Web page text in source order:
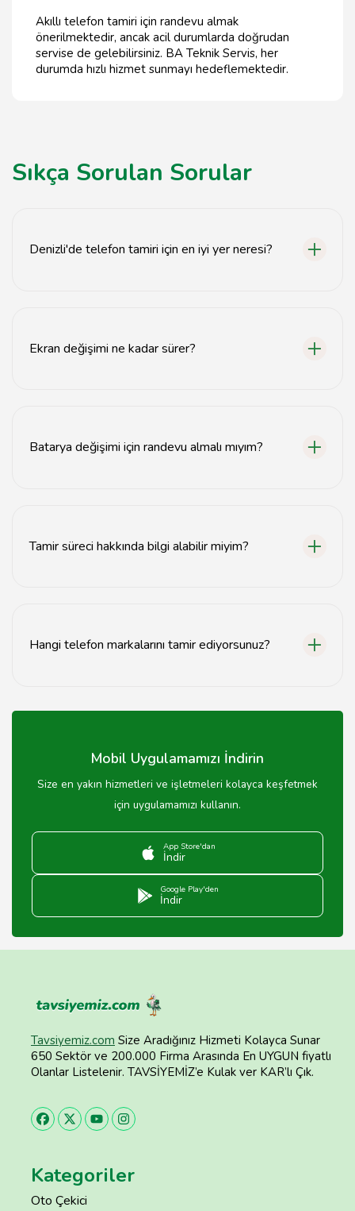
Akıllı telefon tamiri için randevu almak
önerilmektedir, ancak acil durumlarda doğrudan
servise de gelebilirsiniz. BA Teknik Servis, her
durumda hızlı hizmet sunmayı hedeflemektedir.
Sıkça Sorulan Sorular
Denizli'de telefon tamiri için en iyi yer neresi?
Ekran değişimi ne kadar sürer?
Batarya değişimi için randevu almalı mıyım?
Tamir süreci hakkında bilgi alabilir miyim?
Hangi telefon markalarını tamir ediyorsunuz?
markanın telefonlarını tamir etmektedir.
Mobil Uygulamamızı İndirin
Size en yakın hizmetleri ve işletmeleri kolayca keşfetmek
için uygulamamızı kullanın.
App Store'dan
İndir
Google Play'den
İndir
Tavsiyemiz.com Size Aradığınız Hizmeti Kolayca Sunar
650 Sektör ve 200.000 Firma Arasında En UYGUN fiyatlı
Olanlar Listelenir. TAVSİYEMİZ’e Kulak ver KAR’lı Çık.
Kategoriler
Oto Çekici